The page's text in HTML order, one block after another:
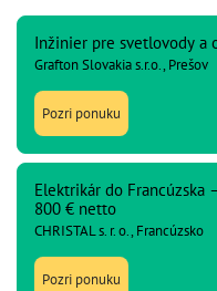
Inžinier pre svetlovody a
Grafton Slovakia s.r.o., Prešov
Pozri ponuku
Elektrikár do
800 € netto
CHRISTAL s. r. o., Francúzsko
Pozri ponuku